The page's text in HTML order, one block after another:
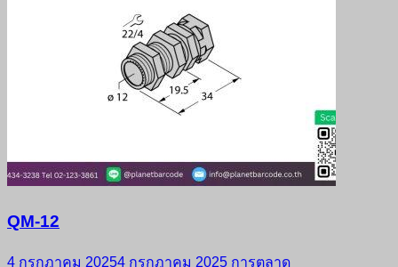
QM-12
4 กรกฎาคม 20254 กรกฎาคม 2025 การตลาด